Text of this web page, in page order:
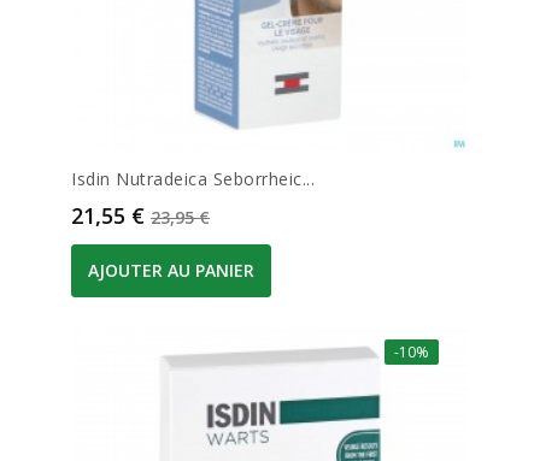
Isdin Nutradeica Seborrheic...
Prix
21,55 € Prix de base
23,95 €
AJOUTER AU PANIER
-10%